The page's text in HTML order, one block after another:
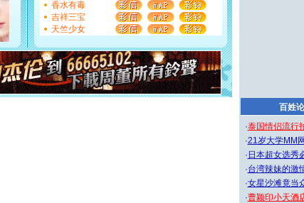
[元旦]
看到你我会触电；看不到你我要充电；没有你我会
断电。爱你是我职业，想你是我事业，抱你是我特长，吻
你是我专业！水晶之恋祝你新年快乐
[元旦]
如果上天让我许三个愿望，一是今生今世和你在一
起；二是再生再世和你在一起；三是三生三世和你不再分
离。水晶之恋祝你新年快乐
[元旦]当我狠下心扭头离去那一刻，你在我身后无助地哭
泣，这痛楚让我明白我多么爱你。我转身抱住你：这猪不
香水有毒
吉祥三宝
天竺少女
百姓
·泰国情侣流行
·21岁大学MM
· 日本超女选秀
·台湾辣妹的激
·女星沙滩竟当
·曹颖印小天酒